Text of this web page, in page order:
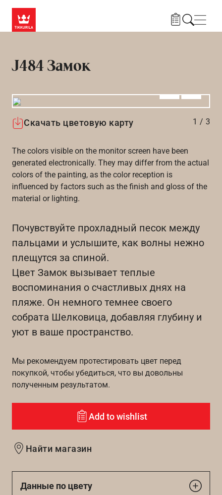
J484 Замок
Скачать цветовую карту 1 / 3
The colors visible on the monitor screen have been
generated electronically. They may differ from the actual
colors of the painting, as the color reception is
influenced by factors such as the finish and gloss of the
material or lighting.
Почувствуйте прохладный песок между
пальцами и услышите, как волны нежно
плещутся за спиной.
Цвет Замок вызывает теплые
воспоминания о счастливых днях на
пляже. Он немного темнее своего
собрата Шелковица, добавляя глубину и
уют в ваше пространство.
Мы рекомендуем протестировать цвет перед
покупкой, чтобы убедиться, что вы довольны
полученным результатом.
Add to wishlist
Найти магазин
Данные по цвету